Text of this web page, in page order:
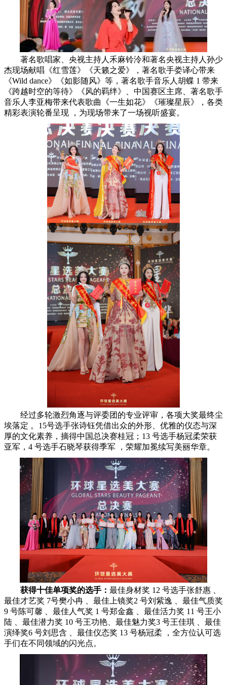
著名歌唱家、央视主持人禾麻铃泠和著名央视主持人孙少
杰现场献唱《红雪莲》《天籁之爱》，著名歌手娄译心带来
《Wild dance》《如影随风》等，著名歌手音乐人胡蝶 1 带来
《跨越时空的等待》《风的羁绊》、中国赛区主席、著名歌手
音乐人李亚梅带来代表歌曲《一生如花》《璀璨星辰》，各类
精彩表演轮番呈现 ，为现场带来了一场视听盛宴。
经过多轮激烈角逐与评委团的专业评审，各项大奖最终尘
埃落定 。15号选手张诗钰凭借出众的外形、优雅的仪态与深
厚的文化素养，摘得中国总决赛桂冠；13 号选手杨冠柔荣获
亚军，4 号选手石晓琴获得季军 ，荣耀加冕续写美丽华章。
获得十佳单项奖的选手： 最佳身材奖 12 号选手张舒惠 、
最佳才艺奖 7号樊小冉 、最佳上镜奖2 号刘紫逸 、最佳气质奖
9 号陈可馨 、最佳人气奖 1 号郑金鑫 、最佳活力奖 11 号王小
陆 、最佳潜力奖 10 号王功艳、最佳魅力奖3 号王佳琪 、最佳
演绎奖6 号刘思含 、最佳仪态奖 13 号杨冠柔 ，全方位认可选
手们在不同领域的闪光点。